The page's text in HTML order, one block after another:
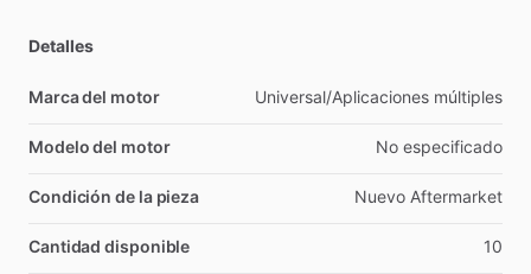
Detalles
Marca del motor Universal​/​Aplicaciones múltiples
Modelo del motor No especificado
Condición de la pieza Nuevo Aftermarket
Cantidad disponible 10